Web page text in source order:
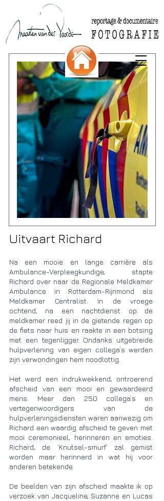
Uitvaart Richard​
Na een mooie en lange carrière als
Ambulance-Verpleegkundige, stapte
Richard over naar de Regionale Meldkamer
Ambulance in Rotterdam-Rijnmond als
Meldkamer Centralist. In de vroege
ochtend, na een nachtdienst op de
meldkamer reed jij in de gietende regen op
de fiets naar huis en raakte in een botsing
met een tegenligger. Ondanks uitgebreide
hulpverlening van eigen collega’s werden
zijn verwondingen hem noodlottig.
Het werd een indrukwekkend, ontroerend
afscheid van een mooi en gewaardeerd
mens. Meer dan 250 collega’s en
vertegenwoordigers van de
hulpverleningsdiensten waren aanwezig om
Richard een waardig afscheid te geven met
mooi ceremonieel, herinneren en emoties.
Richard, de ‘Knutsel-smurf’ zal gemist
worden maar herinnerd in wat hij voor
anderen betekende.
De beelden van zijn afscheid maakte ik op
verzoek van Jacqueline, Suzanne en Lucas